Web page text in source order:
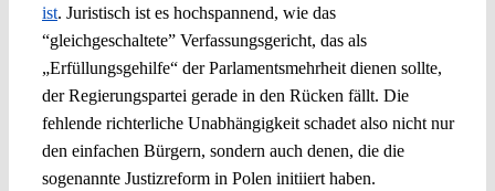
ist. Juristisch ist es hochspannend, wie das
“gleichgeschaltete” Verfassungsgericht, das als
„Erfüllungsgehilfe“ der Parlamentsmehrheit dienen sollte,
der Regierungspartei gerade in den Rücken fällt. Die
fehlende richterliche Unabhängigkeit schadet also nicht nur
den einfachen Bürgern, sondern auch denen, die die
sogenannte Justizreform in Polen initiiert haben.